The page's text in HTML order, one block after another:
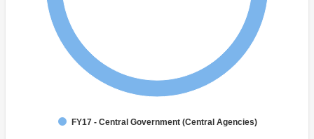
FY17 - Central Government (Central Agencies)